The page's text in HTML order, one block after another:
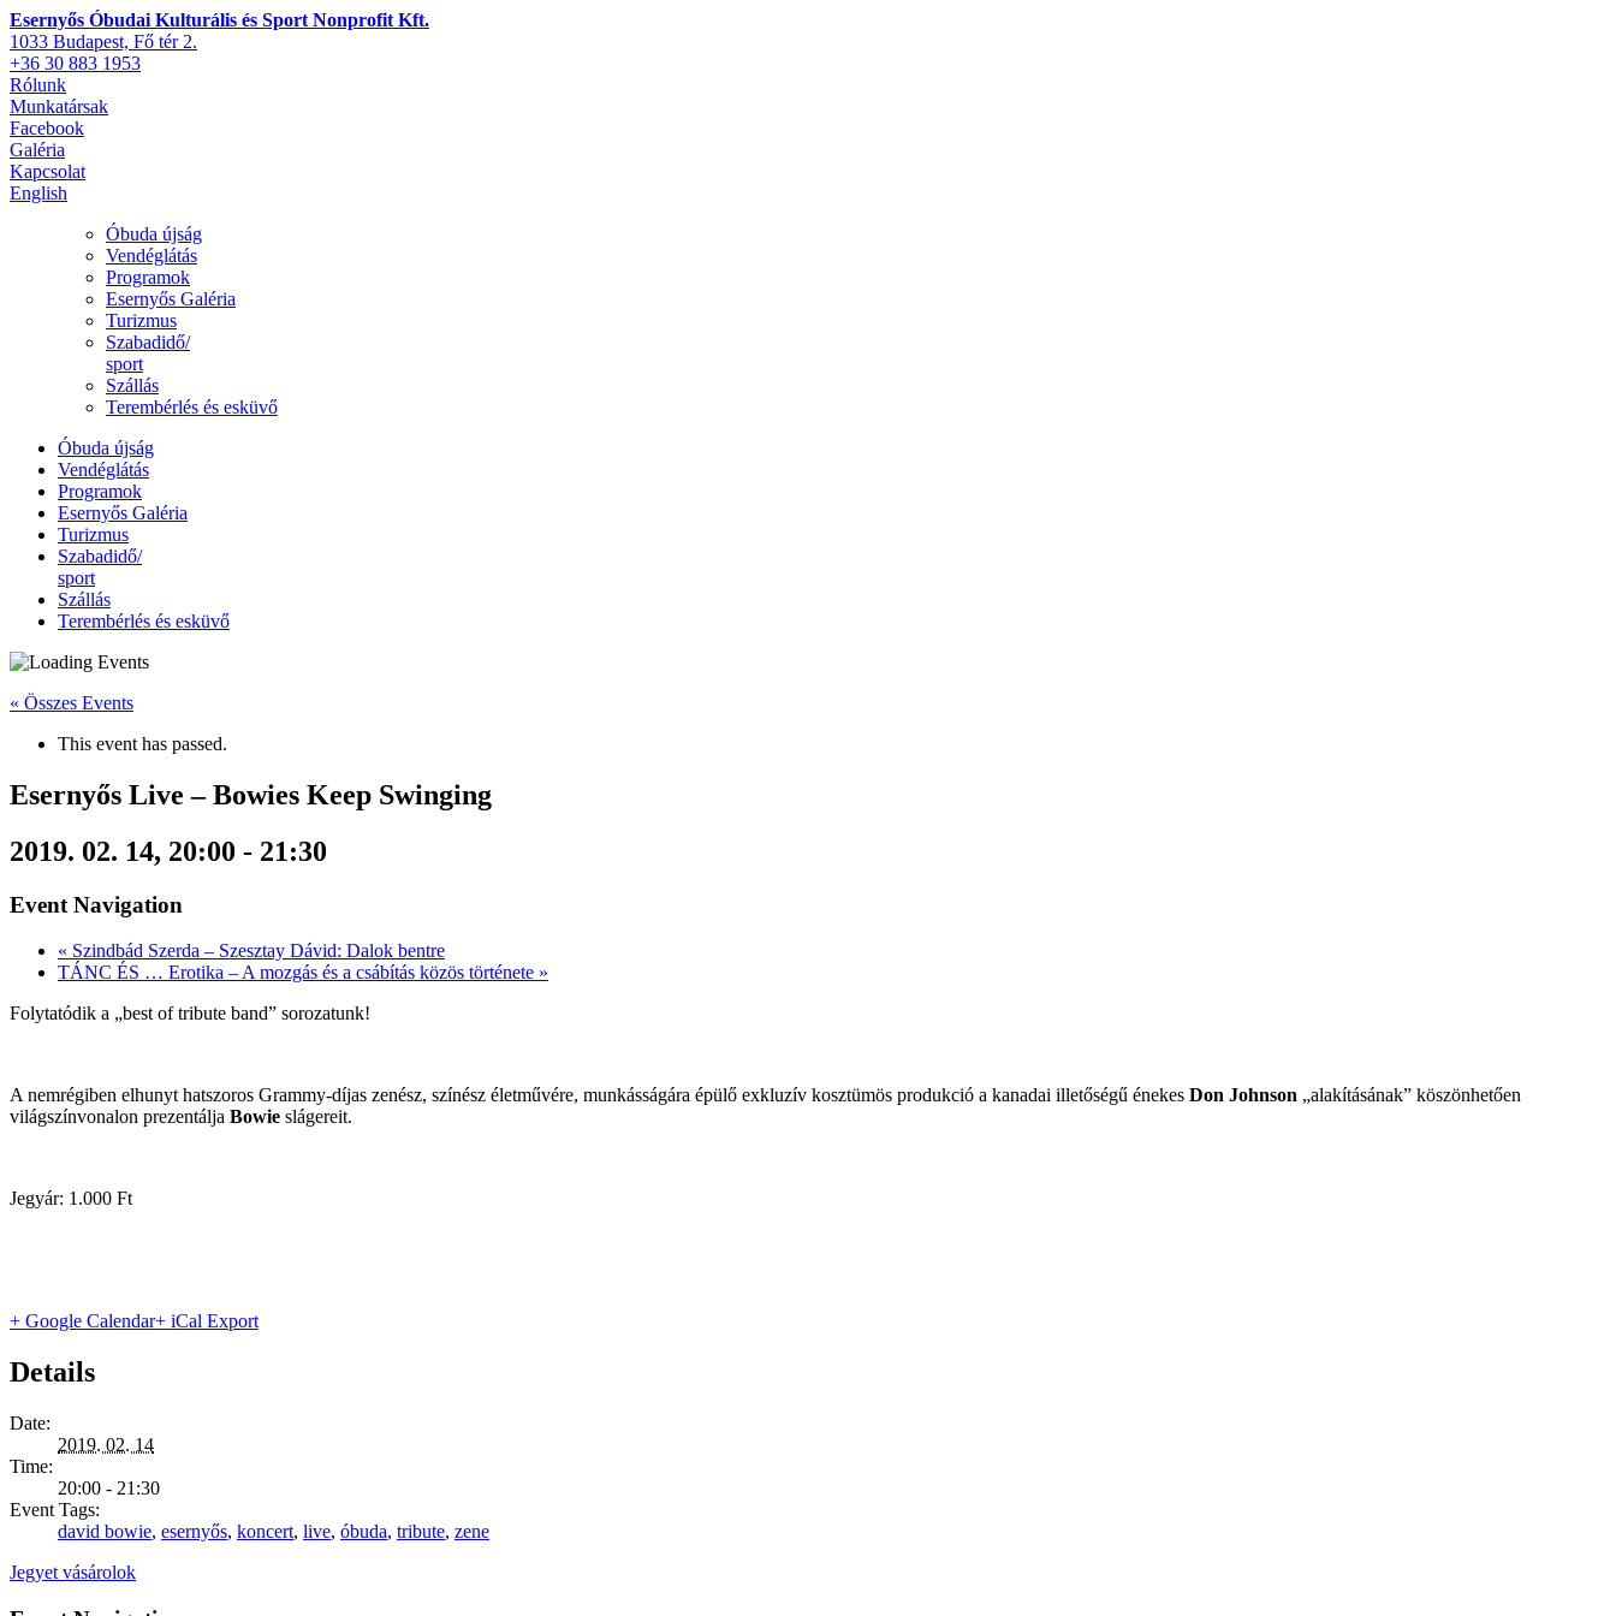
Esernyős Óbudai Kulturális és Sport Nonprofit Kft.
1033 Budapest, Fő tér 2.
+36 30 883 1953
Rólunk
Munkatársak
Facebook
Galéria
Kapcsolat
English
Óbuda újság
Vendéglátás
Programok
Esernyős Galéria
Turizmus
Szabadidő/
sport
Szállás
Terembérlés és esküvő
Óbuda újság
Vendéglátás
Programok
Esernyős Galéria
Turizmus
Szabadidő/
sport
Szállás
Terembérlés és esküvő
« Összes Events
This event has passed.
Esernyős Live – Bowies Keep Swinging
2019. 02. 14, 20:00 - 21:30
Event Navigation
« Szindbád Szerda – Szesztay Dávid: Dalok bentre
TÁNC ÉS … Erotika – A mozgás és a csábítás közös története »
Folytatódik a „best of tribute band” sorozatunk!
A nemrégiben elhunyt hatszoros Grammy-díjas zenész, színész életművére, munkásságára épülő exkluzív kosztümös produkció a kanadai illetőségű énekes Don Johnson „alakításának” köszönhetően
világszínvonalon prezentálja Bowie slágereit.
Jegyár: 1.000 Ft
+ Google Calendar+ iCal Export
Details
Date:
2019. 02. 14
Time:
20:00 - 21:30
Event Tags:
david bowie, esernyős, koncert, live, óbuda, tribute, zene
Jegyet vásárolok